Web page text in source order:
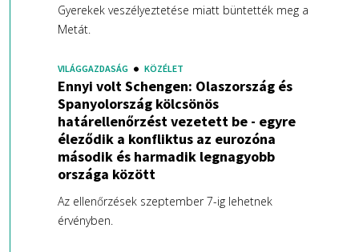
Gyerekek veszélyeztetése miatt büntették meg a
Metát.
VILÁGGAZDASÁG KÖZÉLET
Ennyi volt Schengen: Olaszország és
Spanyolország kölcsönös
határellenőrzést vezetett be - egyre
éleződik a konfliktus az eurozóna
második és harmadik legnagyobb
országa között
Az ellenőrzések szeptember 7-ig lehetnek
érvényben.